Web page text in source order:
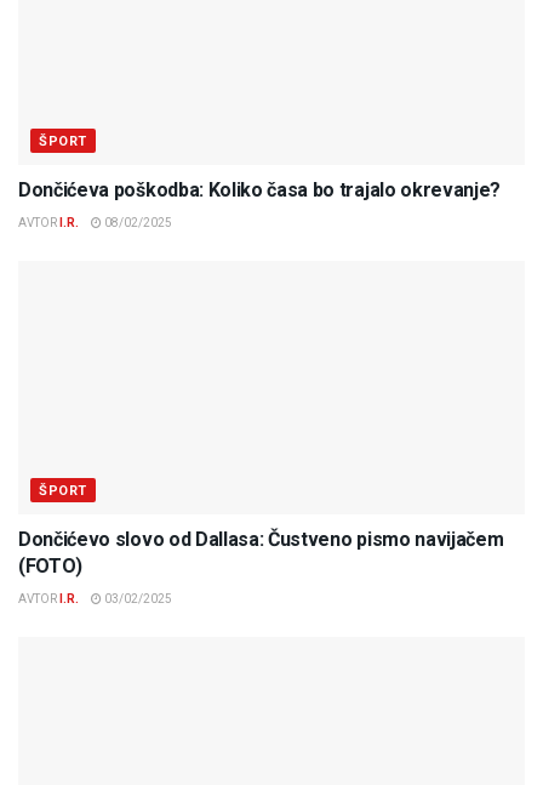
ŠPORT
Dončićeva poškodba: Koliko časa bo trajalo okrevanje?
AVTOR I.R. 08/02/2025
ŠPORT
Dončićevo slovo od Dallasa: Čustveno pismo navijačem
(FOTO)
AVTOR I.R. 03/02/2025